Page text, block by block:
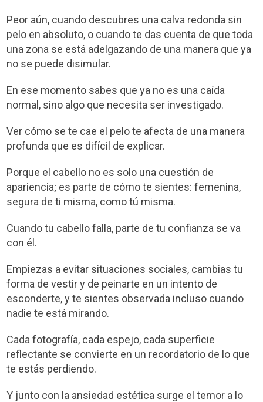
Peor aún, cuando descubres una calva redonda sin
pelo en absoluto, o cuando te das cuenta de que toda
una zona se está adelgazando de una manera que ya
no se puede disimular.
En ese momento sabes que ya no es una caída
normal, sino algo que necesita ser investigado.
Ver cómo se te cae el pelo te afecta de una manera
profunda que es difícil de explicar.
Porque el cabello no es solo una cuestión de
apariencia; es parte de cómo te sientes: femenina,
segura de ti misma, como tú misma.
Cuando tu cabello falla, parte de tu confianza se va
con él.
Empiezas a evitar situaciones sociales, cambias tu
forma de vestir y de peinarte en un intento de
esconderte, y te sientes observada incluso cuando
nadie te está mirando.
Cada fotografía, cada espejo, cada superficie
reflectante se convierte en un recordatorio de lo que
te estás perdiendo.
Y junto con la ansiedad estética surge el temor a lo